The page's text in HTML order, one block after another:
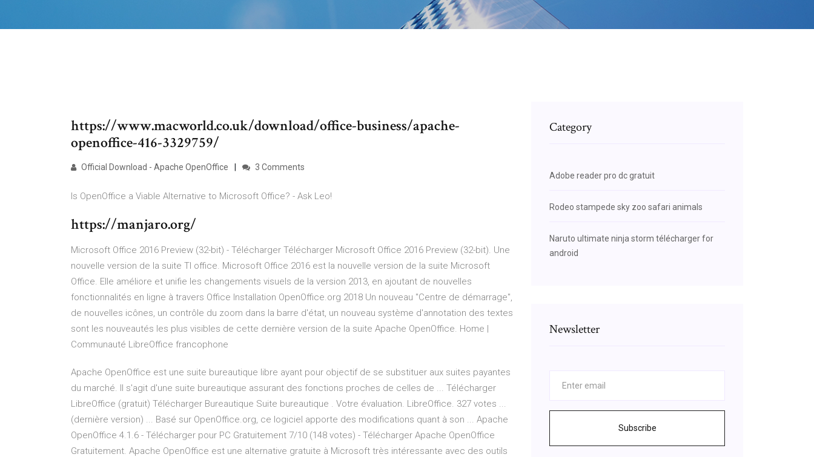
https://www.macworld.co.uk/download/office-business/apache-
openoffice-416-3329759/
Official Download - Apache OpenOffice 3 Comments
Is OpenOffice a Viable Alternative to Microsoft Office? - Ask Leo!
https://manjaro.org/
Microsoft Office 2016 Preview (32-bit) - Télécharger Télécharger Microsoft Office 2016 Preview (32-bit). Une
nouvelle version de la suite TI office. Microsoft Office 2016 est la nouvelle version de la suite Microsoft
Office. Elle améliore et unifie les changements visuels de la version 2013, en ajoutant de nouvelles
fonctionnalités en ligne à travers Office Installation OpenOffice.org 2018 Un nouveau "Centre de démarrage",
de nouvelles icônes, un contrôle du zoom dans la barre d'état, un nouveau système d'annotation des textes
sont les nouveautés les plus visibles de cette dernière version de la suite Apache OpenOffice. Home |
Communauté LibreOffice francophone
Apache OpenOffice est une suite bureautique libre ayant pour objectif de se substituer aux suites payantes
du marché. Il s'agit d'une suite bureautique assurant des fonctions proches de celles de ... Télécharger
LibreOffice (gratuit) Télécharger Bureautique Suite bureautique . Votre évaluation. LibreOffice. 327 votes ...
(dernière version) ... Basé sur OpenOffice.org, ce logiciel apporte des modifications quant à son ... Apache
OpenOffice 4.1.6 - Télécharger pour PC Gratuitement 7/10 (148 votes) - Télécharger Apache OpenOffice
Gratuitement. Apache OpenOffice est une alternative gratuite à Microsoft très intéressante avec des outils
Category
Adobe reader pro dc gratuit
Rodeo stampede sky zoo safari animals
Naruto ultimate ninja storm télécharger for
android
Newsletter
Subscribe